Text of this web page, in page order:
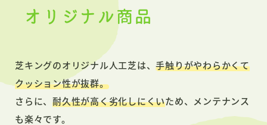
オリジナル商品
芝キングのオリジナル人工芝は、手触りがやわらかくて
クッション性が抜群。
さらに、 耐久性が高く劣化しにくいため、メンテナンス
も楽々です。